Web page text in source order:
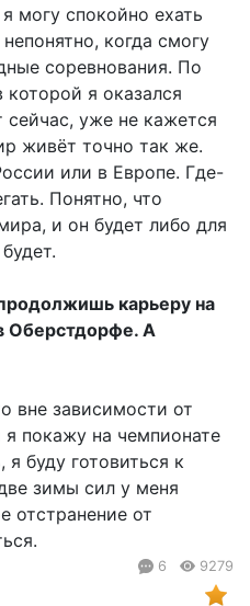
могу спокойно ехать
когда смогу
соревнования. По
я оказался
сейчас, уже не кажется
живёт точно так же.
или в Европе. Где-
Понятно, что
и он будет либо для
карьеру на
Оберстдорфе. А
вне зависимости от
я покажу на чемпионате
буду готовиться к
зимы сил у меня
отстранение от
6 9279